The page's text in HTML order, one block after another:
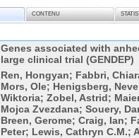
CONTENU
Genes associated with
large clinical trial (GENDEP)
Ren, Hongyan; Fabbri,
Mors, Ole; Henigsberg,
Wiktoria; Zobel, Astrid;
Mojca Zvezdana; Souery,
Breen, Gerome; Craig, Ian;
Peter; Lewis, Cathryn C.M.;